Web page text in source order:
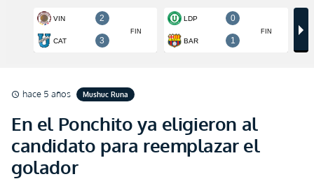
schedule hace 5 años Mushuc Runa
En el Ponchito ya eligieron al
candidato para reemplazar el
golador